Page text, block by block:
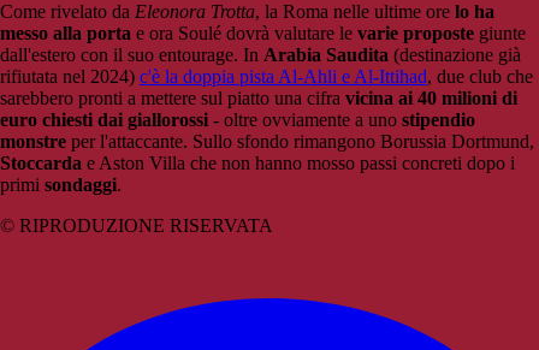
Come rivelato da Eleonora Trotta, la Roma nelle ultime ore lo ha
messo alla porta e ora Soulé dovrà valutare le varie proposte giunte
dall'estero con il suo entourage. In Arabia Saudita (destinazione già
rifiutata nel 2024) c'è la doppia pista Al-Ahli e Al-Ittihad, due club che
sarebbero pronti a mettere sul piatto una cifra vicina ai 40 milioni di
euro chiesti dai giallorossi - oltre ovviamente a uno stipendio
monstre per l'attaccante. Sullo sfondo rimangono Borussia Dortmund,
Stoccarda e Aston Villa che non hanno mosso passi concreti dopo i
primi sondaggi.
© RIPRODUZIONE RISERVATA